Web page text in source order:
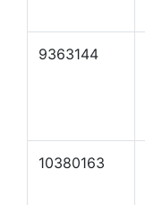
9363144
10380163